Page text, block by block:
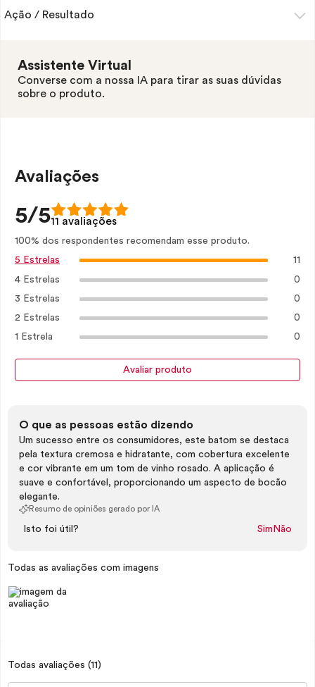
Ação / Resultado
Assistente Virtual
Converse com a nossa IA para tirar as suas dúvidas
sobre o produto.
Avaliações
5/511 avaliações
100% dos respondentes recomendam esse produto.
5 Estrelas
11
4 Estrelas
0
3 Estrelas
0
2 Estrelas
0
1 Estrela
0
Avaliar produto
O que as pessoas estão dizendo
Um sucesso entre os consumidores, este batom se destaca
pela textura cremosa e hidratante, com cobertura excelente
e cor vibrante em um tom de vinho rosado. A aplicação é
suave e confortável, proporcionando um aspecto de bocão
elegante.
Resumo de opiniões gerado por IA
Isto foi útil? Sim Não
Todas as avaliações com imagens
Todas avaliações (11)